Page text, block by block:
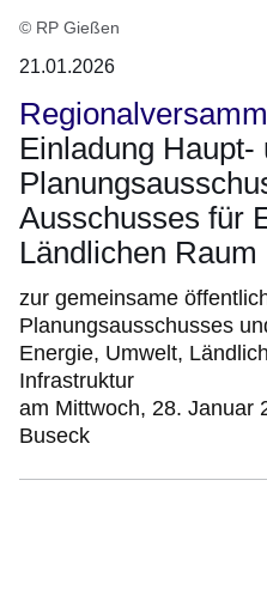
© RP Gießen
21.01.2026
Einladung Haupt-
Ausschusses für
Ländlichen Raum
zur gemeinsame
Planungsausschusses
Energie, Umwelt,
Infrastruktur
am Mittwoch, 28. Januar
Buseck